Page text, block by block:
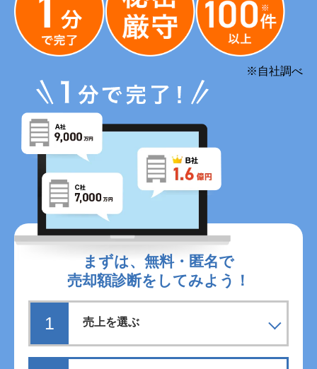
※自社調べ
まずは、無料・匿名で
売却額診断をしてみよう！
1